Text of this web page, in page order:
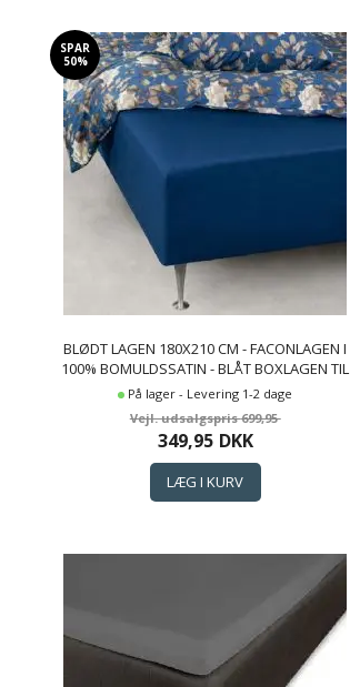
Største besparelse
Borås Cotton
SPAR
50%
BLØDT LAGEN 180X210 CM - FACONLAGEN I
100% BOMULDSSATIN - BLÅT BOXLAGEN TIL
MADRAS - BY NIGHT SATIN LAGEN
På lager - Levering 1-2 dage
699,95
349,95 DKK